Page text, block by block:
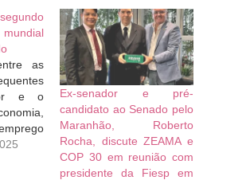
as
e o
fez a
de
Ex-senador e pré-
candidato ao Senado pelo
Maranhão, Roberto
Rocha, discute ZEAMA e
COP 30 em reunião com
presidente da Fiesp em